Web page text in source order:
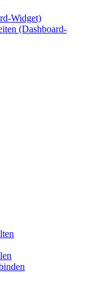
Widget)
(Dashboard-